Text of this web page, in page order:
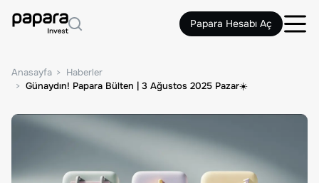
Papara Hesabı Aç
Anasayfa
Haberler
Günaydın! Papara Bülten | 3 Ağustos 2025 Pazar☀️